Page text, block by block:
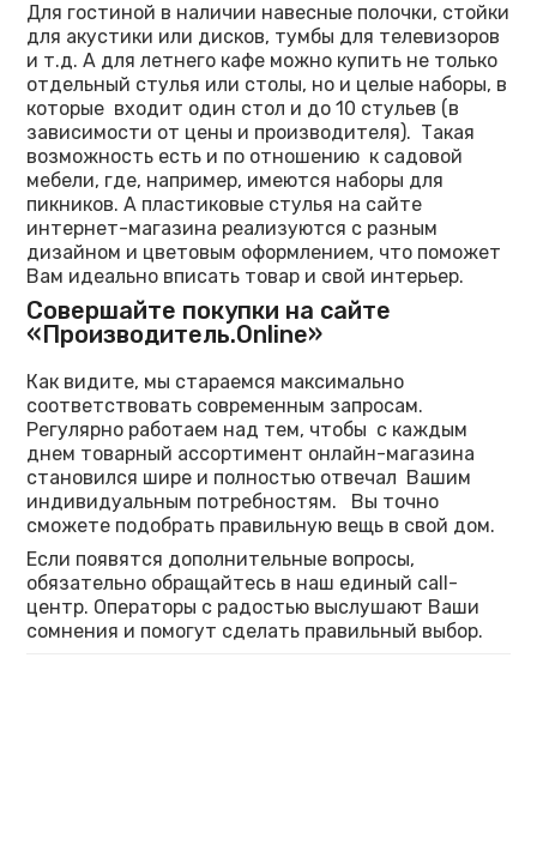
Для гостиной в наличии навесные полочки, стойки
для акустики или дисков, тумбы для телевизоров
и т.д. А для летнего кафе можно купить не только
отдельный стулья или столы, но и целые наборы, в
которые входит один стол и до 10 стульев (в
зависимости от цены и производителя). Такая
возможность есть и по отношению к садовой
мебели, где, например, имеются наборы для
пикников. А пластиковые стулья на сайте
интернет-магазина реализуются с разным
дизайном и цветовым оформлением, что поможет
Вам идеально вписать товар и свой интерьер.
Совершайте покупки на сайте
«Производитель.Online»
Как видите, мы стараемся максимально
соответствовать современным запросам.
Регулярно работаем над тем, чтобы с каждым
днем товарный ассортимент онлайн-магазина
становился шире и полностью отвечал Вашим
индивидуальным потребностям. Вы точно
сможете подобрать правильную вещь в свой дом.
Если появятся дополнительные вопросы,
обязательно обращайтесь в наш единый call-
центр. Операторы с радостью выслушают Ваши
сомнения и помогут сделать правильный выбор.